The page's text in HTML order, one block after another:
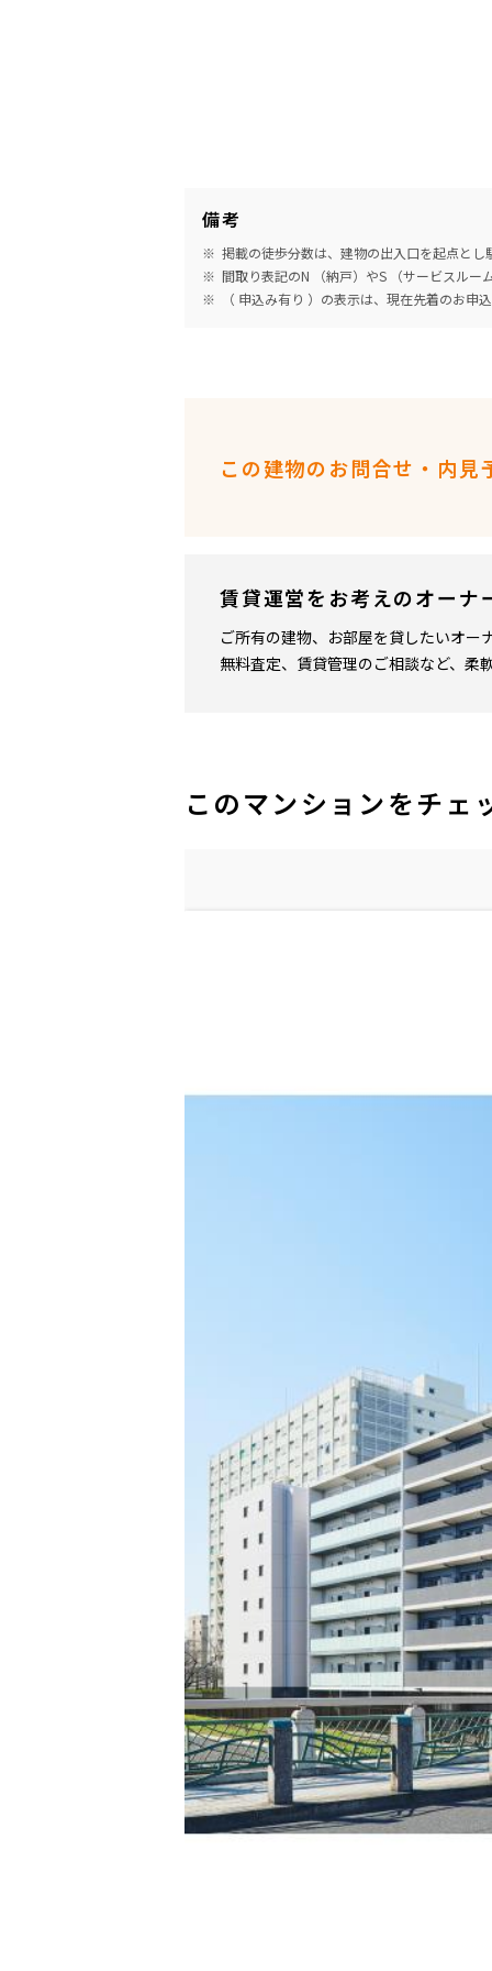
備考
掲載の徒歩分数は、建物の出入口を起点と
間取り表記のN （納戸）やS （サービスル
（ 申込み有り ）の表示は、現在先着のお
この建物のお問合せ・内見
賃貸運営をお考えのオーナ
ご所有の建物、お部屋を貸したいオー
無料査定、賃貸管理のご相談など、柔
このマンションをチェ